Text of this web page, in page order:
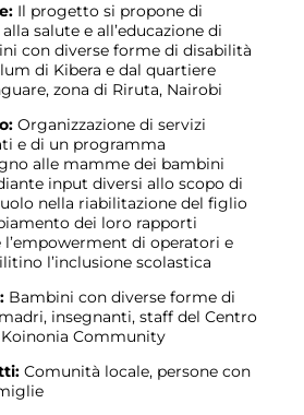
Il progetto si propone di
salute e all’educazione di
con diverse forme di disabilità
di Kibera e dal quartiere
zona di Riruta, Nairobi
Organizzazione di servizi
e di un programma
alle mamme dei bambini
input diversi allo scopo di
nella riabilitazione del figlio
dei loro rapporti
di operatori e
l’inclusione scolastica
Bambini con diverse forme di
insegnanti, staff del Centro
Koinonia Community
Comunità locale, persone con